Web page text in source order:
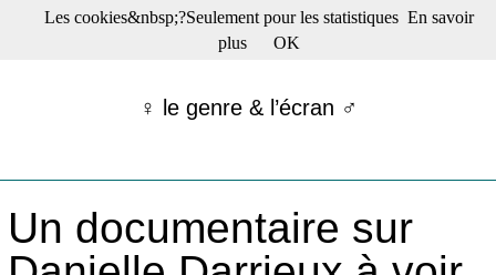
☰ Menu
Films récents
Tribunes
♀ le genre & l’écran ♂
Un documentaire sur
Les cookies&nbsp;?Seulement pour les statistiques En savoir
plus
OK